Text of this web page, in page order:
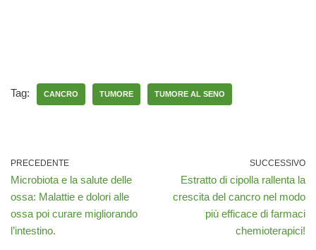
Tag: CANCRO TUMORE TUMORE AL SENO
PRECEDENTE
Microbiota e la salute delle
ossa: Malattie e dolori alle
ossa poi curare migliorando
l’intestino.
SUCCESSIVO
Estratto di cipolla rallenta la
crescita del cancro nel modo
più efficace di farmaci
chemioterapici!